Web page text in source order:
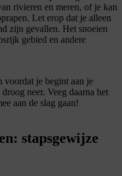
rivieren en meren, of je kan
Let erop dat je alleen
zijn gevallen. Het snoeien
gebied en andere
voordat je begint aan je
neer. Veeg daarna het
aan de slag gaan!
stapsgewijze